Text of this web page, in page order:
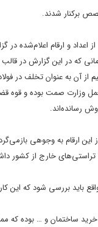
برکنار شدند.
اعداد و ارقام اعلام‌شده
که از نظر گروه تحقیق و تفحص، تخلف است؛ به‌عنوان مثال ۵۴ هزار
به عنوان تخلف در فولاد
وزارت صمت بوده و قوه
رسانده‌اند.
این ارقام به وجوهی
است که نزد تراستی‌های خارج از
باید بررسی شود که این
خرید ساختمان و … بوده که